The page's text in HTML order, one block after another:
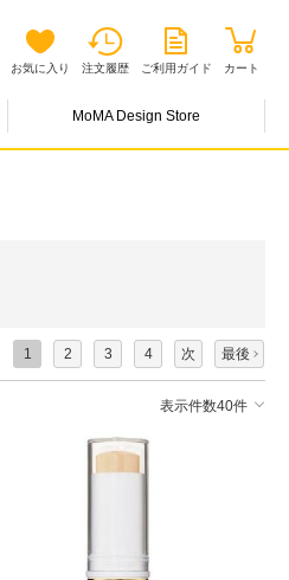
お気に入り 注文履歴 ご利用ガイド カート
MoMA Design Store
1 2 3 4 次 最後
表示件数40件